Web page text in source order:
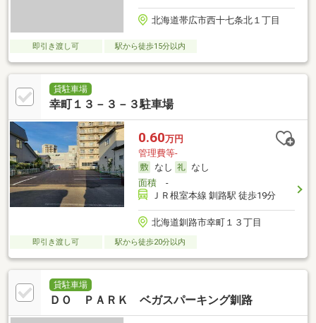
北海道帯広市西十七条北１丁目
即引き渡し可 駅から徒歩15分以内
貸駐車場
幸町１３－３－３駐車場
0.60万円
管理費等-
なし
なし
面積-
ＪＲ根室本線 釧路駅 徒歩19分
北海道釧路市幸町１３丁目
即引き渡し可 駅から徒歩20分以内
貸駐車場
ＤＯ ＰＡＲＫ ベガスパーキング釧路